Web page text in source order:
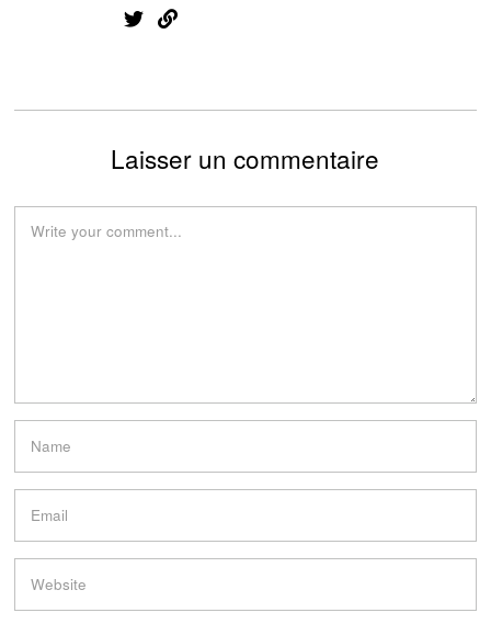
Laisser un commentaire